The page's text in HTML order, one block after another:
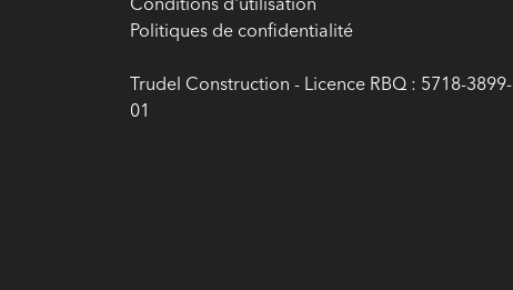
Conditions d'utilisation
Politiques de confidentialité
Trudel Construction - Licence RBQ : 5718-3899-
01